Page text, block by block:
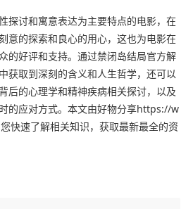
探讨和寓意表达为主要特点的电影，在
意的探索和良心的用心，这也为电影在
的好评和支持。通过禁闭岛结局官方解
获取到深刻的含义和人生哲学，还可以
后的心理学和精神疾病相关探讨，以及
的应对方式。本文由好物分享https://w
快速了解相关知识，获取最新最全的资